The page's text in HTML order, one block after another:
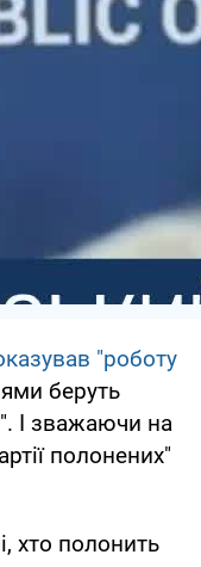
"роботу
беруть
І зважаючи на
полонених"
хто полонить